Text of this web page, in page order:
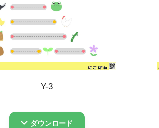
Y-3
ダウンロード